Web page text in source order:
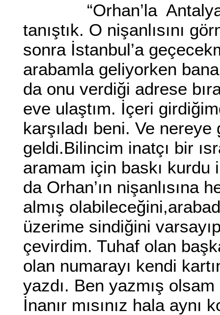
“Orhan’la
tanıştık. O nişanlısını
sonra İstanbul’a
arabamla geliyorken
da onu verdiği adrese
eve ulaştım. İçeri
karşıladı beni. Ve
geldi.Bilincim inatçı bir
aramam için baskı kurdu
da Orhan’ın nişanlısına
almış
üzerime sindiğini
çevirdim. Tuhaf olan
olan numarayı kendi
yazdı. Ben yazmış
İnanır mısınız hala aynı